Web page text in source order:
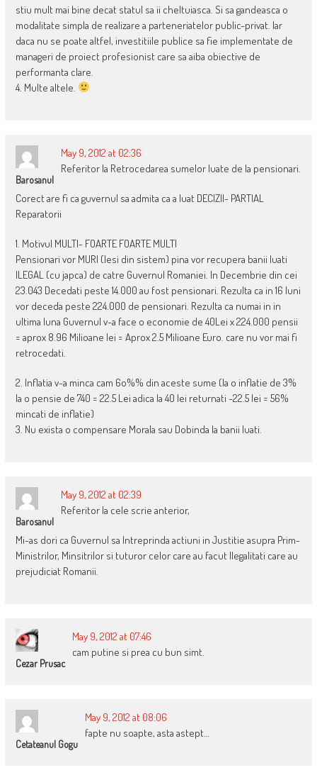
stiu mult mai bine decat statul sa ii cheltuiasca. Si sa gandeasca o
modalitate simpla de realizare a parteneriatelor public-privat. Iar
daca nu se poate altfel, investitiile publice sa fie implementate de
manageri de proiect profesionist care sa aiba obiective de
performanta clare.
4. Multe altele.
Barosanul
May 9, 2012 at 02:36
Referitor la Retrocedarea sumelor luate de la pensionari.
Corect are fi ca guvernul sa admita ca a luat DECIZII- PARTIAL
Reparatorii
1. Motivul MULTI- FOARTE FOARTE MULTI
Pensionari vor MURI (Iesi din sistem) pina vor recupera banii luati
ILEGAL (cu japca) de catre Guvernul Romaniei. In Decembrie din cei
23.043 Decedati peste 14.000 au fost pensionari. Rezulta ca in 16 luni
vor deceda peste 224.000 de pensionari. Rezulta ca numai in in
ultima luna Guvernul v-a face o economie de 40Lei x 224.000 pensii
= aprox 8.96 Milioane lei = Aprox 2.5 Milioane Euro. care nu vor mai fi
retrocedati.
2. Inflatia v-a minca cam 6o%% din aceste sume (la o inflatie de 3%
la o pensie de 740 = 22.5 Lei adica la 40 lei returnati -22.5 lei = 56%
mincati de inflatie)
3. Nu exista o compensare Morala sau Dobinda la banii luati.
Barosanul
May 9, 2012 at 02:39
Referitor la cele scrie anterior,
Mi-as dori ca Guvernul sa Intreprinda actiuni in Justitie asupra Prim-
Ministrilor, Minsitrilor si tuturor celor care au facut Ilegalitati care au
prejudiciat Romanii.
Cezar Prusac
May 9, 2012 at 07:46
cam putine si prea cu bun simt.
Cetateanul Gogu
May 9, 2012 at 08:06
fapte nu soapte, asta astept…